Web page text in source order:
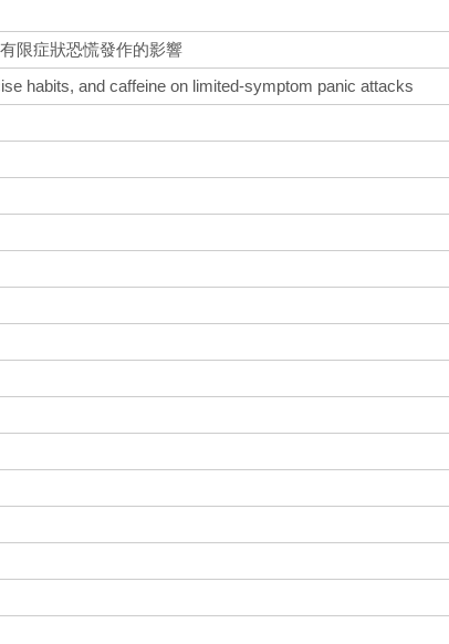
限症狀恐慌發作的影響
habits, and caffeine on limited-symptom panic attacks